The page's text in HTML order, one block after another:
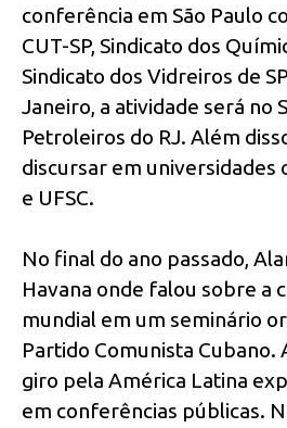
conferência em São Paulo
CUT-SP, Sindicato dos
Sindicato dos Vidreiros de
Janeiro, a atividade será no
Petroleiros do RJ. Além
discursar em universidades
e UFSC.
No final do ano passado,
Havana onde falou sobre a
mundial em um seminário
Partido Comunista Cubano.
giro pela América Latina
em conferências públicas.